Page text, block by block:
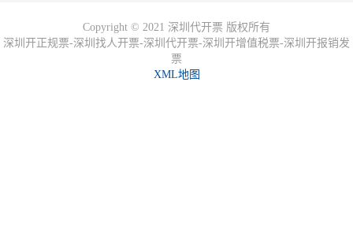
Copyright © 2021 深圳代开票 版权所有
深圳开正规票-深圳找人开票-深圳代开票-深圳开增值税票-深圳开报销发
票
XML地图